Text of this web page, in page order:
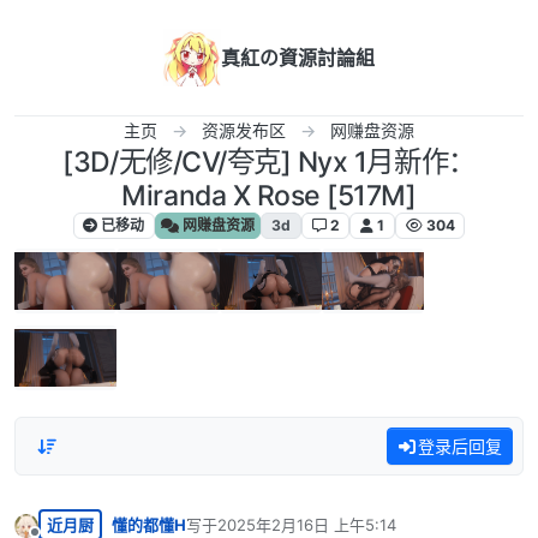
真紅の資源討論組
主页 资源发布区 网赚盘资源
[3D/无修/CV/夸克] Nyx 1月新作：
Miranda X Rose [517M]
已移动 网赚盘资源 3d 2 1 304
登录后回复
近月厨 懂的都懂H写于2025年2月16日 上午5:14